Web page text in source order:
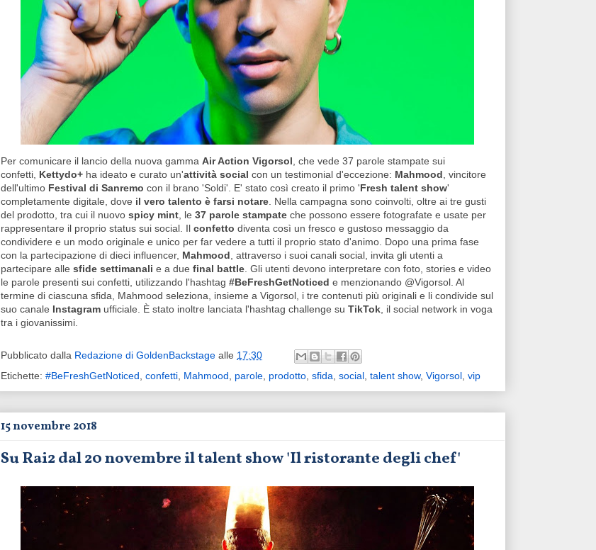
Per comunicare il lancio della nuova gamma Air Action Vigorsol, che vede 37 parole stampate sui
confetti, Kettydo+ ha ideato e curato un'attività social con un testimonial d'eccezione: Mahmood, vincitore
dell'ultimo Festival di Sanremo con il brano 'Soldi'. E' stato così creato il primo 'Fresh talent show'
completamente digitale, dove il vero talento è farsi notare. Nella campagna sono coinvolti, oltre ai tre gusti
del prodotto, tra cui il nuovo spicy mint, le 37 parole stampate che possono essere fotografate e usate per
rappresentare il proprio status sui social. Il confetto diventa così un fresco e gustoso messaggio da
condividere e un modo originale e unico per far vedere a tutti il proprio stato d'animo. Dopo una prima fase
con la partecipazione di dieci influencer, Mahmood, attraverso i suoi canali social, invita gli utenti a
partecipare alle sfide settimanali e a due final battle. Gli utenti devono interpretare con foto, stories e video
le parole presenti sui confetti, utilizzando l'hashtag #BeFreshGetNoticed e menzionando @Vigorsol. Al
termine di ciascuna sfida, Mahmood seleziona, insieme a Vigorsol, i tre contenuti più originali e li condivide sul
suo canale Instagram ufficiale. È stato inoltre lanciata l'hashtag challenge su TikTok, il social network in voga
tra i giovanissimi.
Pubblicato dalla Redazione di GoldenBackstage alle 17:30
Etichette: #BeFreshGetNoticed, confetti, Mahmood, parole, prodotto, sfida, social, talent show, Vigorsol, vip
15 novembre 2018
Su Rai2 dal 20 novembre il talent show 'Il ristorante degli chef'